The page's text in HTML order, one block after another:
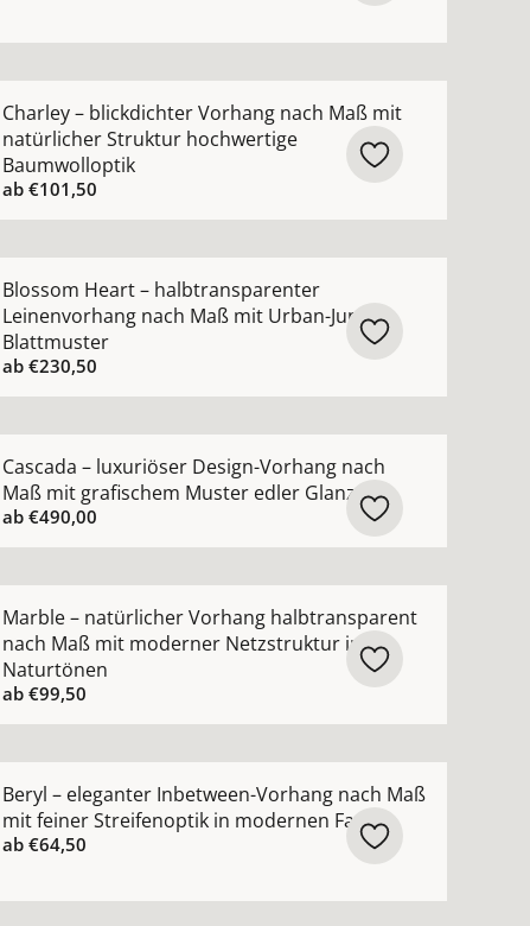
Charley – blickdichter Vorhang nach Maß mit
natürlicher Struktur hochwertige
Baumwolloptik
ab€101,50
Blossom Heart – halbtransparenter
Leinenvorhang nach Maß mit Urban-Jungle-
Blattmuster
ab€230,50
Cascada – luxuriöser Design-Vorhang nach
Maß mit grafischem Muster edler Glanz
ab€490,00
Marble – natürlicher Vorhang halbtransparent
nach Maß mit moderner Netzstruktur in
Naturtönen
ab€99,50
Beryl – eleganter Inbetween-Vorhang nach Maß
mit feiner Streifenoptik in modernen Farben
ab€64,50